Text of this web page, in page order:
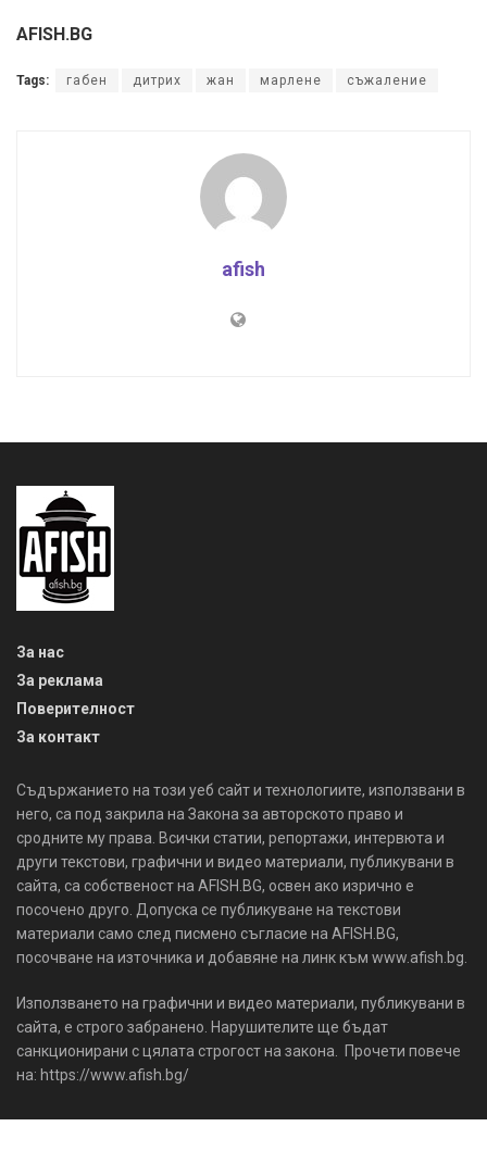
AFISH.BG
Tags: габен дитрих жан марлене съжаление
afish
За нас
За реклама
Поверителност
За контакт
Съдържанието на този уеб сайт и технологиите, използвани в
него, са под закрила на Закона за авторското право и
сродните му права. Всички статии, репортажи, интервюта и
други текстови, графични и видео материали, публикувани в
сайта, са собственост на AFISH.BG, освен ако изрично е
посочено друго. Допуска се публикуване на текстови
материали само след писмено съгласие на AFISH.BG,
посочване на източника и добавяне на линк към www.afish.bg.
Използването на графични и видео материали, публикувани в
сайта, е строго забранено. Нарушителите ще бъдат
санкционирани с цялата строгост на закона. Прочети повече
на: https://www.afish.bg/